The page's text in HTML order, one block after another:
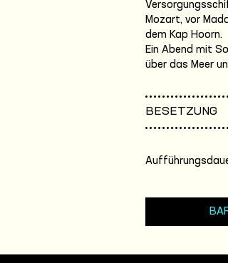
Mozart, vor
dem Kap Hoorn.
Ein Abend mit
über das Meer
BESETZUNG